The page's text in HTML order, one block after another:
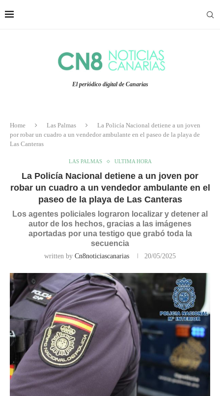
El periódico digital de Canarias
Home Las Palmas
La Policía Nacional detiene a un joven
por robar un cuadro a un vendedor ambulante en el paseo de la playa de
Las Canteras
LAS PALMAS ULTIMA HORA
La Policía Nacional detiene a un joven por
robar un cuadro a un vendedor ambulante en el
paseo de la playa de Las Canteras
Los agentes policiales lograron localizar y detener al
autor de los hechos, gracias a las imágenes
aportadas por una testigo que grabó toda la
secuencia
written by Cn8noticiascanarias 20/05/2025